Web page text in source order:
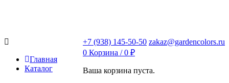
+7 (938) 145-50-50 zakaz@gardencolors.ru
0 Корзина /0 ₽
Ваша корзина пуста.
Главная
Каталог